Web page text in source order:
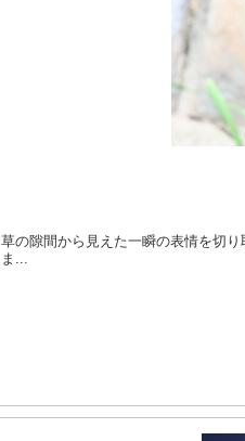
草の隙間から見えた一瞬の表情を切
ま...